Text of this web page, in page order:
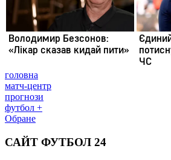
головна
матч-центр
прогнози
футбол +
Обране
САЙТ ФУТБОЛ 24